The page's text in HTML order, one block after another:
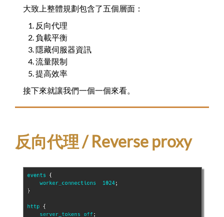
大致上整體規劃包含了五個層面：
反向代理
負載平衡
隱藏伺服器資訊
流量限制
提高效率
接下來就讓我們一個一個來看。
反向代理 / Reverse proxy